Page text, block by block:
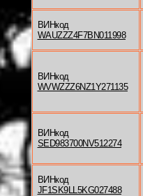
ВИНкод
WAUZZZ4F7BN011998
ВИНкод
WVWZZZ6NZ1Y271135
ВИНкод
SED983700NV512274
ВИНкод
JF1SK9LL5KG027488